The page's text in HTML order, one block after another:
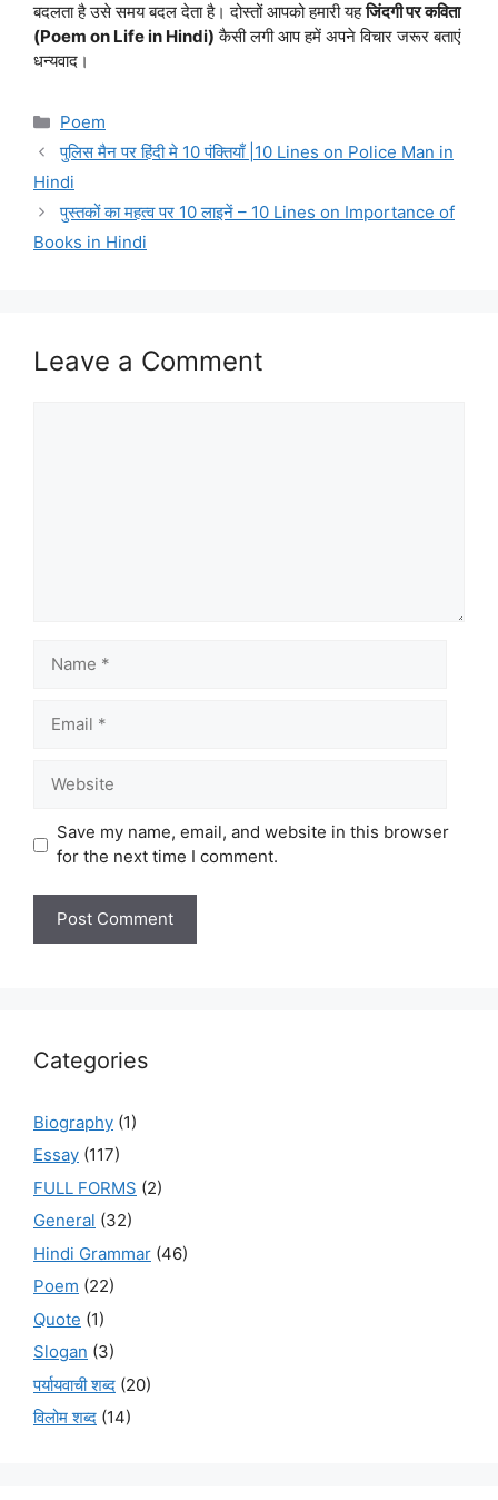
बदलता है उसे समय बदल देता है। दोस्तों आपको हमारी यहजिंदगी पर कविता
(Poem on Life in Hindi) कैसी लगी आप हमें अपने विचार जरूर बताएं
धन्यवाद।
Categories
Poem
पुलिस मैन पर हिंदी मे 10 पंक्तियाँ |10 Lines on Police Man in
Hindi
पुस्तकों का महत्व पर 10 लाइनें – 10 Lines on Importance of
Books in Hindi
Leave a Comment
Save my name, email, and website in this browser
for the next time I comment.
Categories
Biography (1)
Essay (117)
FULL FORMS (2)
General (32)
Hindi Grammar (46)
Poem (22)
Quote (1)
Slogan (3)
पर्यायवाची शब्द (20)
विलोम शब्द (14)